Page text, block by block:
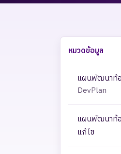
หมวดข้อมูล
แผนพัฒนาท้
DevPlan
แผนพัฒนาท้
แก้ไข